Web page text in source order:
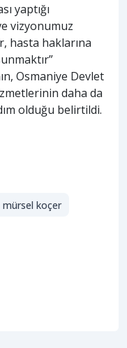
yaptığı
vizyonumuz
hasta haklarına
Osmaniye Devlet
daha da
olduğu belirtildi.
mürsel koçer